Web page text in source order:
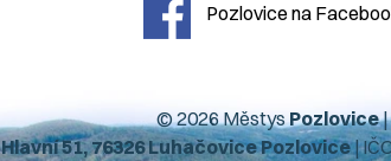
Pozlovice na
© 2026 MěstysPozlovice|
Hlavní 51, 76326 Luhačovice Pozlovice|